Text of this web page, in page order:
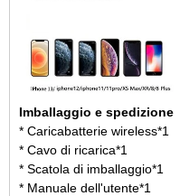
Imballaggio e spedizione
* Caricabatterie wireless*1
* Cavo di ricarica*1
* Scatola di imballaggio*1
* Manuale dell'utente*1